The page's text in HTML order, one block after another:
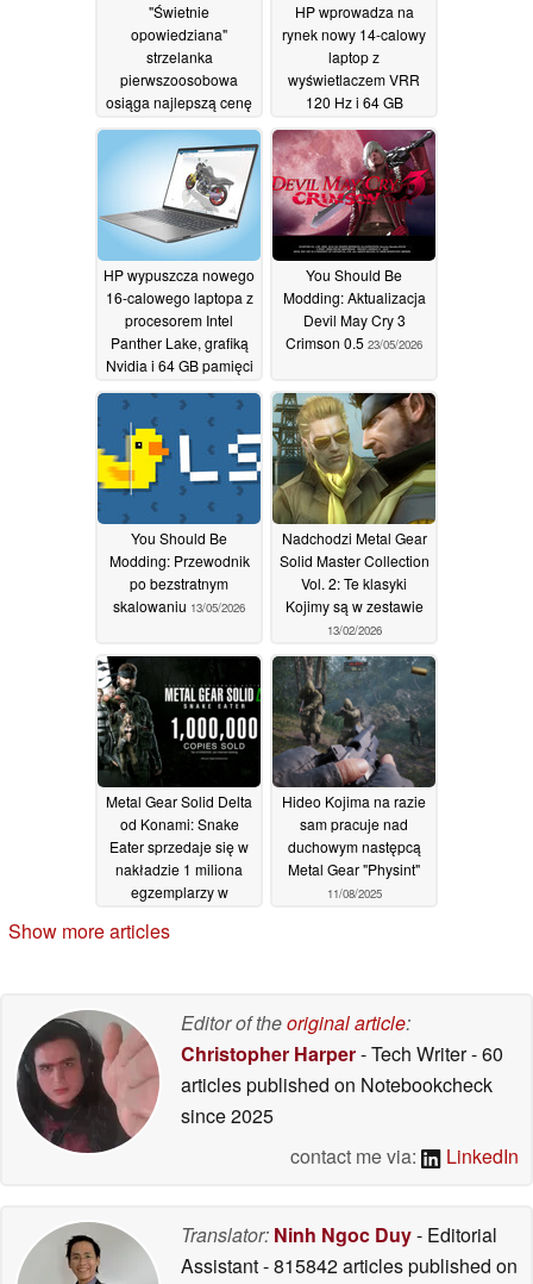
"Świetnie
opowiedziana"
strzelanka
pierwszoosobowa
osiąga najlepszą cenę
na Steam: 7,50 USD
zamiast 30 USD
25/05/2026
HP wprowadza na
rynek nowy 14-calowy
laptop z
wyświetlaczem VRR
120 Hz i 64 GB
pamięci RAM25/05/2026
HP wypuszcza nowego
16-calowego laptopa z
procesorem Intel
Panther Lake, grafiką
Nvidia i 64 GB pamięci
RAM25/05/2026
You Should Be
Modding: Aktualizacja
Devil May Cry 3
Crimson 0.5 23/05/2026
You Should Be
Modding: Przewodnik
po bezstratnym
skalowaniu 13/05/2026
Nadchodzi Metal Gear
Solid Master Collection
Vol. 2: Te klasyki
Kojimy są w zestawie
13/02/2026
Metal Gear Solid Delta
od Konami: Snake
Eater sprzedaje się w
nakładzie 1 miliona
egzemplarzy w
07/09/2025
Hideo Kojima na razie
sam pracuje nad
duchowym następcą
Metal Gear "Physint"
11/08/2025
Show more articles
Editor of theoriginal article:
Christopher Harper- Tech Writer- 60
articles published on Notebookcheck
since 2025
contact me via:
LinkedIn
Translator: Ninh Ngoc Duy- Editorial
Assistant- 815842 articles published on